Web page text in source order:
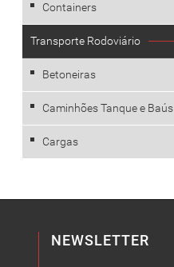
Containers
Transporte Rodoviário
Betoneiras
Caminhões Tanque e Baús
Cargas
NEWSLETTER